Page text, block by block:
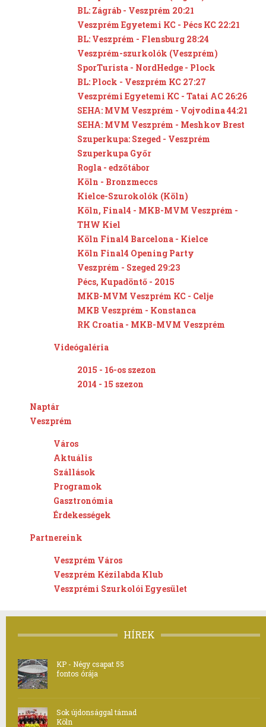
BL: Zágráb - Veszprém 20:21
Veszprém Egyetemi KC - Pécs KC 22:21
BL: Veszprém - Flensburg 28:24
Veszprém-szurkolók (Veszprém)
SporTurista - NordHedge - Plock
BL: Plock - Veszprém KC 27:27
Veszprémi Egyetemi KC - Tatai AC 26:26
SEHA: MVM Veszprém - Vojvodina 44:21
SEHA: MVM Veszprém - Meshkov Brest
Szuperkupa: Szeged - Veszprém
Szuperkupa Győr
Rogla - edzőtábor
Köln - Bronzmeccs
Kielce-Szurokolók (Köln)
Köln, Final4 - MKB-MVM Veszprém -
THW Kiel
Köln Final4 Barcelona - Kielce
Köln Final4 Opening Party
Veszprém - Szeged 29:23
Pécs, Kupadöntő - 2015
MKB-MVM Veszprém KC - Celje
MKB Veszprém - Konstanca
RK Croatia - MKB-MVM Veszprém
Videógaléria
2015 - 16-os szezon
2014 - 15 szezon
Naptár
Veszprém
Város
Aktuális
Szállások
Programok
Gasztronómia
Érdekességek
Partnereink
Veszprém Város
Veszprém Kézilabda Klub
Veszprémi Szurkolói Egyesület
HÍREK
KP - Négy csapat 55
fontos órája
Sok újdonsággal támad
Köln